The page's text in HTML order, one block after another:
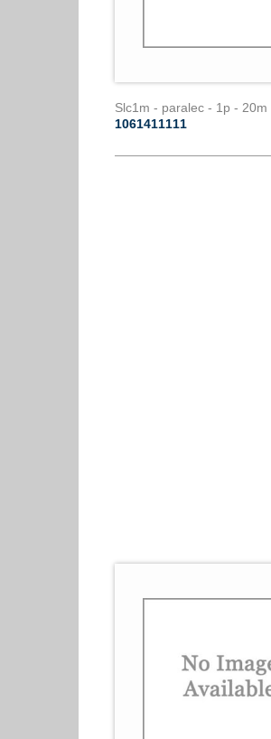
Slc1m - paralec - 1p - 20m
1061411111